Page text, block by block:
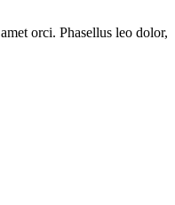
orci. Phasellus leo dolor,